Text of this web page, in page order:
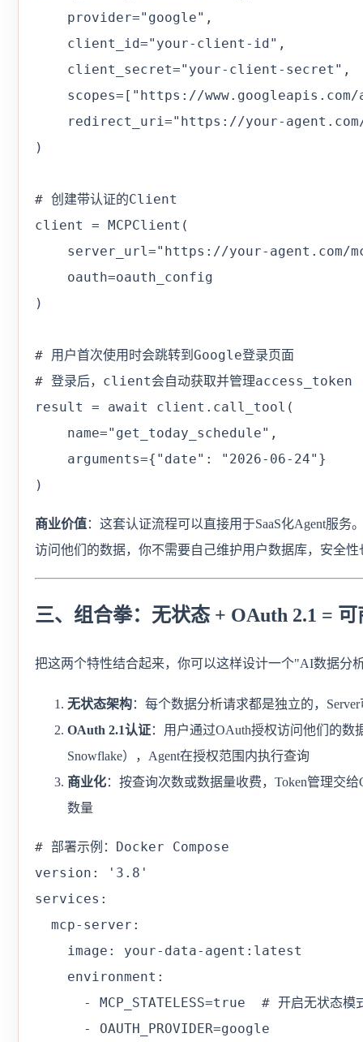
    provider="google",
    client_id="your-client-id",
    client_secret="your-client-secret",
scopes=["https://
redirect_uri="https://your-
)
# 创建带认证的Client
client = MCPClient(
server_url="https://your-agent.com/
    oauth=oauth_config
)
# 用户首次使用时会跳转到Google登录页面
# 登录后，client会自动获取并管理access_token
result = await client.call_tool(
    name="get_today_schedule",
    arguments={"date": "2026-06-24"}
)
商业价值：这套认证流程可以直接用于SaaS化Agent服务
访问他们的数据，你不需要自己维护用户数据库，安全性
三、组合拳：无状态 + OAuth 2.1 =
把这两个特性结合起来，你可以这样设计一个"AI数据分
无状态架构：每个数据分析请求都是独立的，
OAuth 2.1认证：用户通过OAuth授权访问他们的数
Snowflake），Agent在授权范围内执行查询
商业化：按查询次数或数据量收费，Token管理交
数量
# 部署示例：Docker Compose
version: '3.8'
services:
  mcp-server:
    image: your-data-agent:latest
    environment:
- MCP_STATELESS=true  # 开启无状态模
      - OAUTH_PROVIDER=google